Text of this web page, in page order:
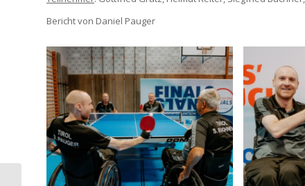
Bericht von Daniel Pauger